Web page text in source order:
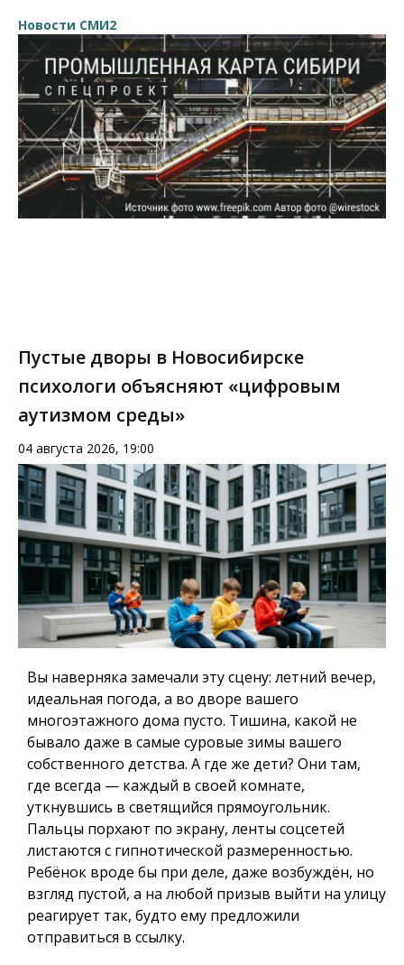
Новости СМИ2
Пустые дворы в Новосибирске
психологи объясняют «цифровым
аутизмом среды»
04 августа 2026, 19:00
Вы наверняка замечали эту сцену: летний вечер,
идеальная погода, а во дворе вашего
многоэтажного дома пусто. Тишина, какой не
бывало даже в самые суровые зимы вашего
собственного детства. А где же дети? Они там,
где всегда — каждый в своей комнате,
уткнувшись в светящийся прямоугольник.
Пальцы порхают по экрану, ленты соцсетей
листаются с гипнотической размеренностью.
Ребёнок вроде бы при деле, даже возбуждён, но
взгляд пустой, а на любой призыв выйти на улицу
реагирует так, будто ему предложили
отправиться в ссылку.